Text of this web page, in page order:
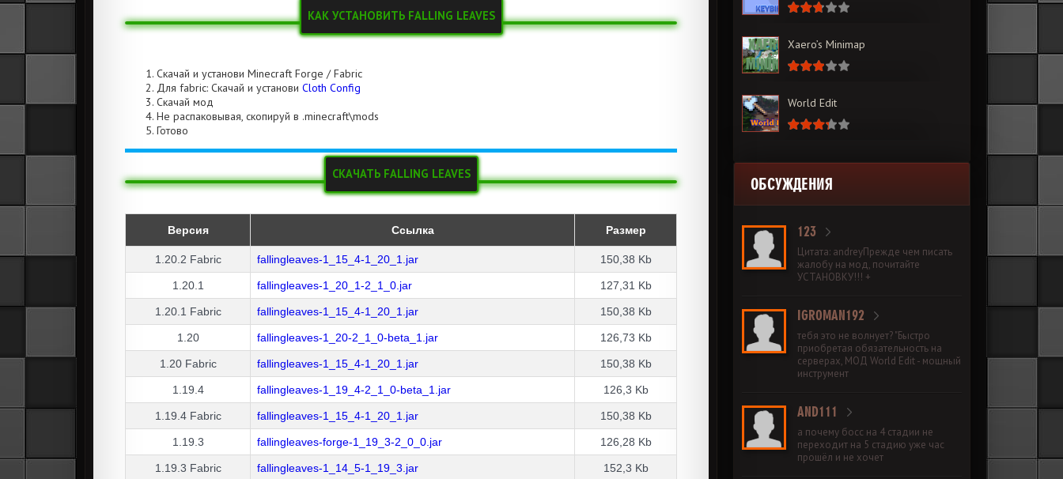
КАК УСТАНОВИТЬ FALLING LEAVES
Скачай и установи Minecraft Forge / Fabric
Для fabric: Скачай и установи Cloth Config
Скачай мод
Не распаковывая, скопируй в .minecraft\mods
Готово
СКАЧАТЬ FALLING LEAVES
Версия Ссылка Размер
1.20.2 Fabric fallingleaves-1_15_4-1_20_1.jar 150,38 Kb
1.20.1 fallingleaves-1_20_1-2_1_0.jar 127,31 Kb
1.20.1 Fabric fallingleaves-1_15_4-1_20_1.jar 150,38 Kb
1.20 fallingleaves-1_20-2_1_0-beta_1.jar 126,73 Kb
1.20 Fabric fallingleaves-1_15_4-1_20_1.jar 150,38 Kb
1.19.4 fallingleaves-1_19_4-2_1_0-beta_1.jar 126,3 Kb
1.19.4 Fabric fallingleaves-1_15_4-1_20_1.jar 150,38 Kb
1.19.3 fallingleaves-forge-1_19_3-2_0_0.jar 126,28 Kb
1.19.3 Fabric fallingleaves-1_14_5-1_19_3.jar 152,3 Kb
Xaero’s Minimap
World Edit
ОБСУЖДЕНИЯ
123
Цитата: andreyПрежде чем писать
жалобу на мод, почитайте
УСТАНОВКУ!!! +
IGROMAN192
тебя это не волнует? "Быстро
приобретая обязательность на
серверах, МОД World Edit - мощный
инструмент
AND111
а почему босс на 4 стадии не
переходит на 5 стадию уже час
прошёл и не хочет